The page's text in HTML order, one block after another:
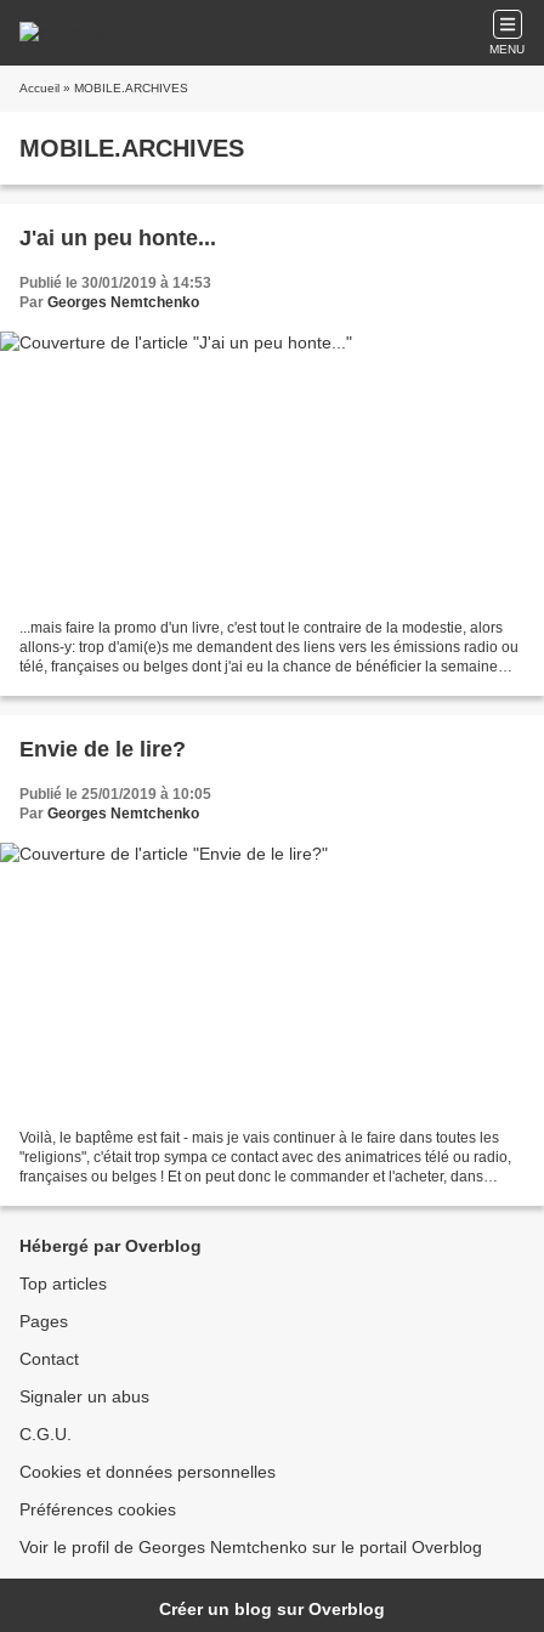
MENU
Accueil » MOBILE.ARCHIVES
MOBILE.ARCHIVES
J'ai un peu honte...
Publié le 30/01/2019 à 14:53
Par Georges Nemtchenko
...mais faire la promo d'un livre, c'est tout le contraire de la modestie, alors
allons-y: trop d'ami(e)s me demandent des liens vers les émissions radio ou
télé, françaises ou belges dont j'ai eu la chance de bénéficier la semaine
Envie de le lire?
Publié le 25/01/2019 à 10:05
Par Georges Nemtchenko
Voilà, le baptême est fait - mais je vais continuer à le faire dans toutes les
"religions", c'était trop sympa ce contact avec des animatrices télé ou radio,
françaises ou belges ! Et on peut donc le commander et l'acheter, dans
Hébergé par Overblog
Top articles
Pages
Contact
Signaler un abus
C.G.U.
Cookies et données personnelles
Préférences cookies
Voir le profil de Georges Nemtchenko sur le portail Overblog
Créer un blog sur Overblog